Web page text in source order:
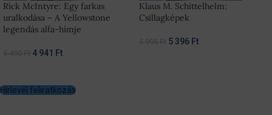
Rick McIntyre: Egy farkas
uralkodása – A Yellowstone
legendás alfa-hímje
4 941 Ft
Klaus M. Schittelhelm:
Csillagképek
5 396 Ft
Hírlevél feliratkozás